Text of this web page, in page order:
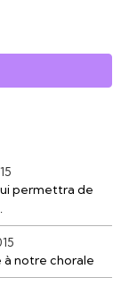
permettra de
à notre chorale